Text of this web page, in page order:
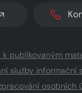
publikovaným
služby informační
osobních